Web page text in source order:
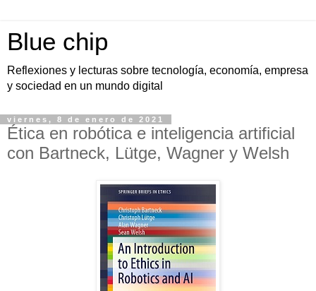
Blue chip
Reflexiones y lecturas sobre tecnología, economía, empresa
y sociedad en un mundo digital
viernes, 8 de enero de 2021
Ética en robótica e inteligencia artificial
con Bartneck, Lütge, Wagner y Welsh